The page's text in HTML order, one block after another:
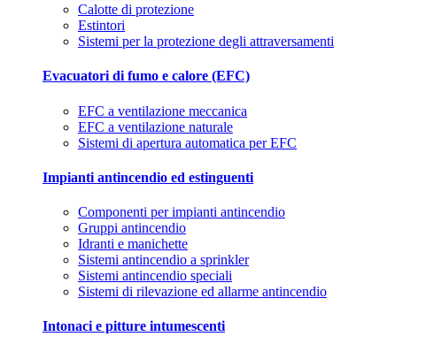
Calotte di protezione
Estintori
Sistemi per la protezione degli attraversamenti
Evacuatori di fumo e calore (EFC)
EFC a ventilazione meccanica
EFC a ventilazione naturale
Sistemi di apertura automatica per EFC
Impianti antincendio ed estinguenti
Componenti per impianti antincendio
Gruppi antincendio
Idranti e manichette
Sistemi antincendio a sprinkler
Sistemi antincendio speciali
Sistemi di rilevazione ed allarme antincendio
Intonaci e pitture intumescenti